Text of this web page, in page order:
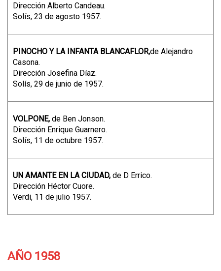
Dirección Alberto Candeau.
Solís, 23 de agosto 1957.
PINOCHO Y LA INFANTA BLANCAFLOR,de Alejandro
Casona.
Dirección Josefina Díaz.
Solís, 29 de junio de 1957.
VOLPONE, de Ben Jonson.
Dirección Enrique Guarnero.
Solís, 11 de octubre 1957.
UN AMANTE EN LA CIUDAD, de D Errico.
Dirección Héctor Cuore.
Verdi, 11 de julio 1957.
AÑO 1958